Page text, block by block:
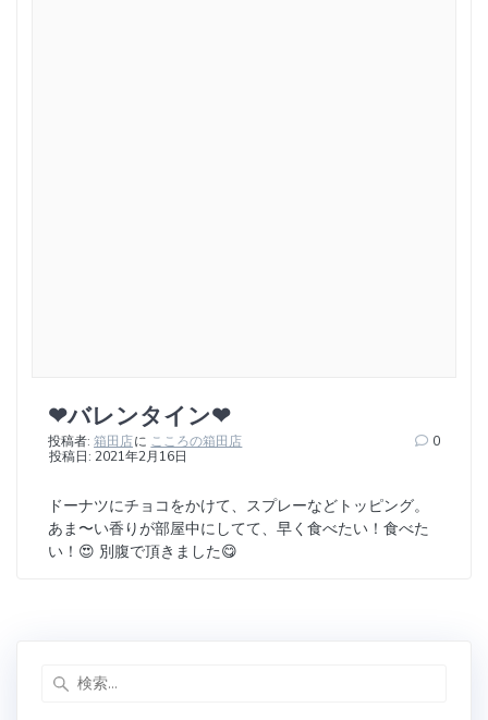
❤バレンタイン❤
投稿者: 箱田店に こころの箱田店
投稿日: 2021年2月16日
0
ドーナツにチョコをかけて、スプレーなどトッピング。
あま〜い香りが部屋中にしてて、早く食べたい！食べた
い！😍 別腹で頂きました😋